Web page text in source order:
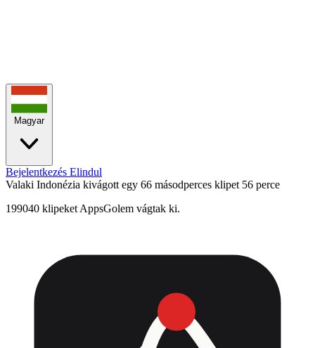
Magyar
Bejelentkezés Elindul
Valaki Indonézia kivágott egy 66 másodperces klipet 56 perce
199040 klipeket AppsGolem vágtak ki.